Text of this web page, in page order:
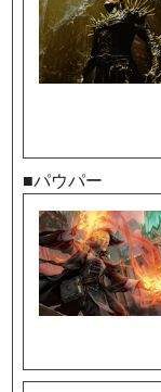
■パウパー